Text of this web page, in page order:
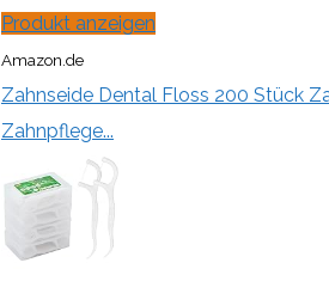
Produkt anzeigen
Amazon.de
Zahnseide Dental Floss 200 Stück
Zahnpflege...